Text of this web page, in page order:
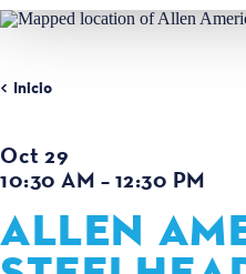
Inicio
Oct 29
10:30 AM – 12:30 PM
ALLEN